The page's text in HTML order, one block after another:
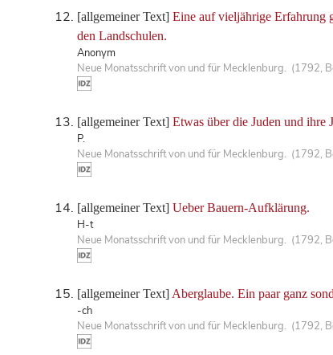
[allgemeiner Text] Eine auf vieljährige Erfahrung
den Landschulen.
Anonym
Neue Monatsschrift von und für Mecklenburg. (1792,
[allgemeiner Text] Etwas über die Juden und ihre
P.
Neue Monatsschrift von und für Mecklenburg. (1792,
[allgemeiner Text] Ueber Bauern-Aufklärung.
H-t
Neue Monatsschrift von und für Mecklenburg. (1792,
[allgemeiner Text] Aberglaube. Ein paar ganz
-ch
Neue Monatsschrift von und für Mecklenburg. (1792,